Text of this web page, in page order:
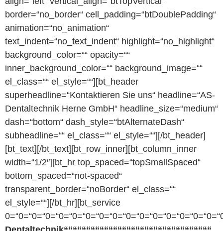
border=“no_border“ cell_padding=“btDoublePadding“
animation=“no_animation“
text_indent=“no_text_indent“ highlight=“no_highlight“
background_color=““ opacity=““
inner_background_color=““ background_image=““
el_class=““ el_style=““][bt_header
superheadline=“Kontaktieren Sie uns“ headline=“AS-
Dentaltechnik Herne GmbH“ headline_size=“medium“
dash=“bottom“ dash_style=“btAlternateDash“
subheadline=““ el_class=““ el_style=““][/bt_header]
[bt_text][/bt_text][bt_row_inner][bt_column_inner
width=“1/2″][bt_hr top_spaced=“topSmallSpaced“
bottom_spaced=“not-spaced“
transparent_border=“noBorder“ el_class=““
el_style=““][/bt_hr][bt_service